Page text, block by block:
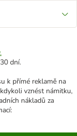
dní.
k přímé reklamě na
vznést námitku,
nákladů za